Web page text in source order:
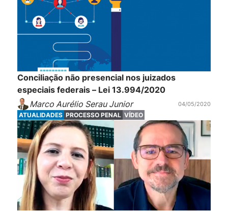
Conciliação não presencial nos juizados
especiais federais – Lei 13.994/2020
Marco Aurélio Serau Junior
04/05/2020
ATUALIDADES PROCESSO PENAL VÍDEO